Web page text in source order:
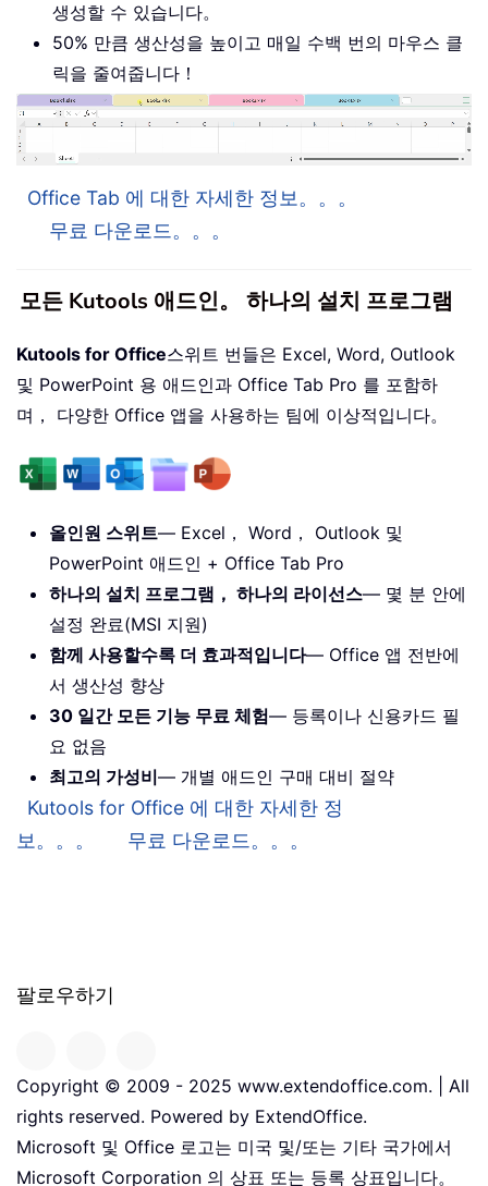
생성할 수 있습니다。
50% 만큼 생산성을 높이고 매일 수백 번의 마우스 클
릭을 줄여줍니다！
Office Tab 에 대한 자세한 정보。。。
무료 다운로드。。。
모든 Kutools 애드인。 하나의 설치 프로그램
Kutools for Office스위트 번들은 Excel, Word, Outlook
및 PowerPoint 용 애드인과 Office Tab Pro 를 포함하
며， 다양한 Office 앱을 사용하는 팀에 이상적입니다。
올인원 스위트— Excel， Word， Outlook 및
PowerPoint 애드인 + Office Tab Pro
하나의 설치 프로그램， 하나의 라이선스— 몇 분 안에
설정 완료(MSI 지원)
함께 사용할수록 더 효과적입니다— Office 앱 전반에
서 생산성 향상
30 일간 모든 기능 무료 체험— 등록이나 신용카드 필
요 없음
최고의 가성비— 개별 애드인 구매 대비 절약
Kutools for Office 에 대한 자세한 정
보。。。
무료 다운로드。。。
팔로우하기
Copyright © 2009 - 2025 www.extendoffice.com. | All
rights reserved. Powered by ExtendOffice.
Microsoft 및 Office 로고는 미국 및/또는 기타 국가에서
Microsoft Corporation 의 상표 또는 등록 상표입니다。